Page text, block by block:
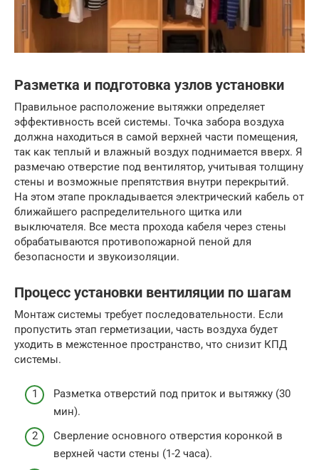
Разметка и подготовка узлов установки
Правильное расположение вытяжки определяет
эффективность всей системы. Точка забора воздуха
должна находиться в самой верхней части помещения,
так как теплый и влажный воздух поднимается вверх. Я
размечаю отверстие под вентилятор, учитывая толщину
стены и возможные препятствия внутри перекрытий.
На этом этапе прокладывается электрический кабель от
ближайшего распределительного щитка или
выключателя. Все места прохода кабеля через стены
обрабатываются противопожарной пеной для
безопасности и звукоизоляции.
Процесс установки вентиляции по шагам
Монтаж системы требует последовательности. Если
пропустить этап герметизации, часть воздуха будет
уходить в межстенное пространство, что снизит КПД
системы.
Разметка отверстий под приток и вытяжку (30
мин).
Сверление основного отверстия коронкой в
верхней части стены (1-2 часа).